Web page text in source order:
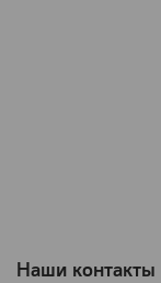
Наши контакты